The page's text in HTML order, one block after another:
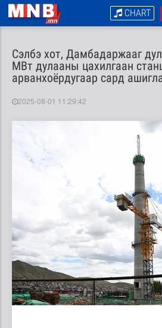
CHART
Сэлбэ хот, Дамбадаржааг
МВт дулааны цахилгаан
арванхоёрдугаар сард
2025-08-01 11:29:42